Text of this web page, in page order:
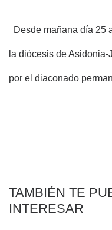
Desde mañana día 25
la diócesis de
por el diaconado
TAMBIÉN TE
INTERESAR